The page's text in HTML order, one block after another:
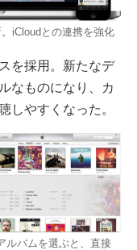
iCloudとの連携を強化
を採用。新たなデ
なものになり、カ
しやすくなった。
ルバムを選ぶと、直接